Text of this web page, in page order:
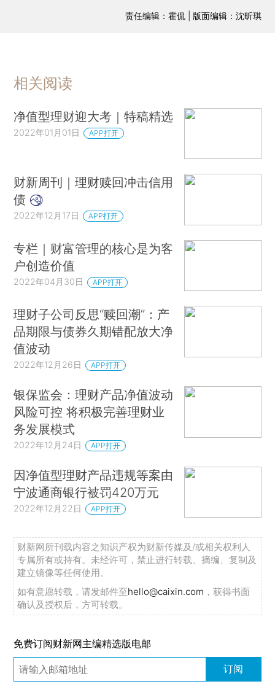
责任编辑：霍侃 | 版面编辑：沈昕琪
相关阅读
净值型理财迎大考｜特稿精选
2022年01月01日 APP打开
财新周刊｜理财赎回冲击信用
债
2022年12月17日 APP打开
专栏｜财富管理的核心是为客
户创造价值
2022年04月30日 APP打开
理财子公司反思“赎回潮”：产
品期限与债券久期错配放大净
值波动
2022年12月26日 APP打开
银保监会：理财产品净值波动
风险可控 将积极完善理财业
务发展模式
2022年12月24日 APP打开
因净值型理财产品违规等案由
宁波通商银行被罚420万元
2022年12月22日 APP打开
财新网所刊载内容之知识产权为财新传媒及/或相关权利人
专属所有或持有。未经许可，禁止进行转载、摘编、复制及
建立镜像等任何使用。
如有意愿转载，请发邮件至hello@caixin.com ，获得书面
确认及授权后，方可转载。
免费订阅财新网主编精选版电邮
订阅